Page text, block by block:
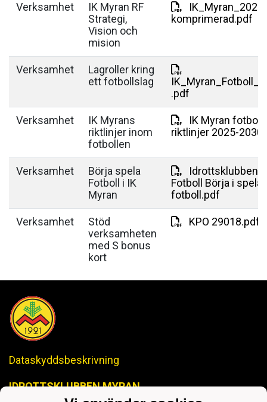
Verksamhet
IK Myran RF
Strategi,
Vision och
mision
IK_Myran_2026-
komprimerad.pdf
Verksamhet
Lagroller kring
ett fotbollslag
.pdf
Verksamhet
IK Myrans
riktlinjer inom
fotbollen
IK Myran fotboll
riktlinjer 2025-
Verksamhet
Börja spela
Fotboll i IK
Myran
Idrottsklubben
Fotboll Börja i spela
fotboll.pdf
Verksamhet
Stöd
verksamheten
med S bonus
kort
KPO 29018.pdf
Dataskyddsbeskrivning
IDROTTSKLUBBEN MYRAN
-Anrik Historia, Lysande Framtid-